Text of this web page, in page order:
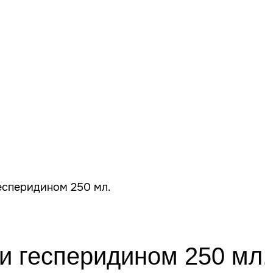
250 мл.
гесперидином 250